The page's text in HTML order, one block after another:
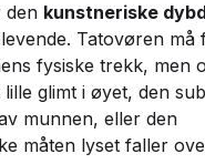
den kunstneriske
Tatovøren må
fysiske trekk, men
lille glimt i øyet, den
munnen, eller den
måten lyset faller